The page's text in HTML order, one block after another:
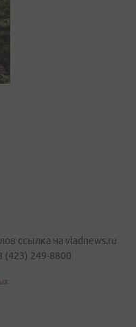
ссылка на vladnews.ru
(423) 249-8800